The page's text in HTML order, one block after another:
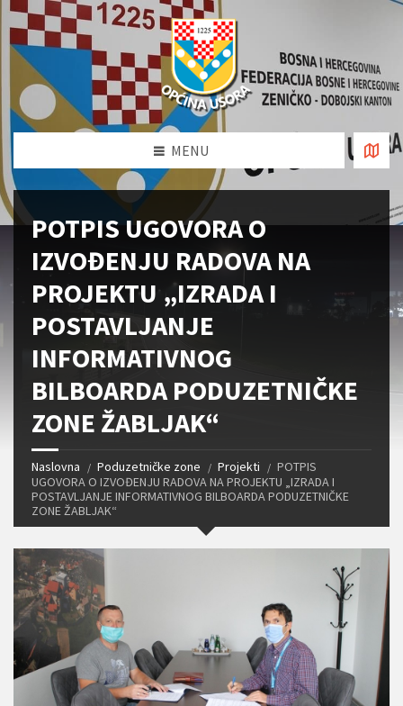
MENU
POTPIS UGOVORA O
IZVOĐENJU RADOVA NA
PROJEKTU „IZRADA I
POSTAVLJANJE
INFORMATIVNOG
BILBOARDA PODUZETNIČKE
ZONE ŽABLJAK“
Naslovna Poduzetničke zone Projekti
POTPIS
UGOVORA O IZVOĐENJU RADOVA NA PROJEKTU „IZRADA I
POSTAVLJANJE INFORMATIVNOG BILBOARDA PODUZETNIČKE
ZONE ŽABLJAK“